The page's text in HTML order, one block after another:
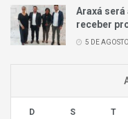
Araxá
receber
5 DE
D S T